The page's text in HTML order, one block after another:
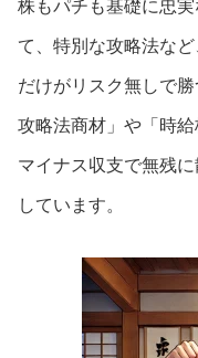
株もパチも基礎に忠
て、特別な攻略法な
だけがリスク無しで
攻略法商材」や「時
マイナス収支で無残
しています。